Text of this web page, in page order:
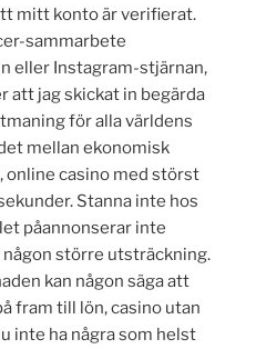
mitt konto är verifierat.
sammarbete
eller Instagram-stjärnan,
att jag skickat in begärda
för alla världens
mellan ekonomisk
casino med störst
Stanna inte hos
påannonserar inte
större utsträckning.
kan någon säga att
fram till lön, casino utan
inte ha några som helst